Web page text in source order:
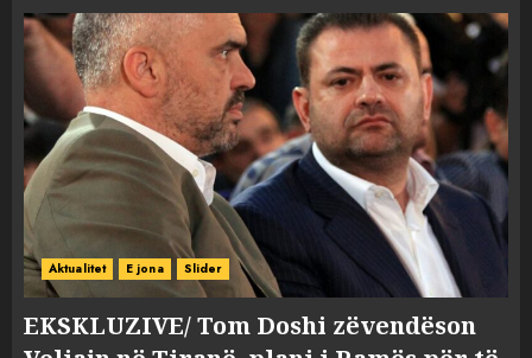
Aktualitet E jona Slider
EKSKLUZIVE/ Tom Doshi zëvendëson